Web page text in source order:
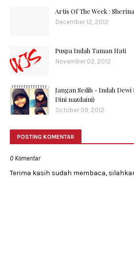
Artis Of The Week :
December 12, 2012
Puspa Indah Taman Hati
November 02, 2012
Jangan Sedih - Indah
Dini nazdaini)
October 09, 2012
POSTING KOMENTAR
0 Komentar
Terima kasih sudah membaca,